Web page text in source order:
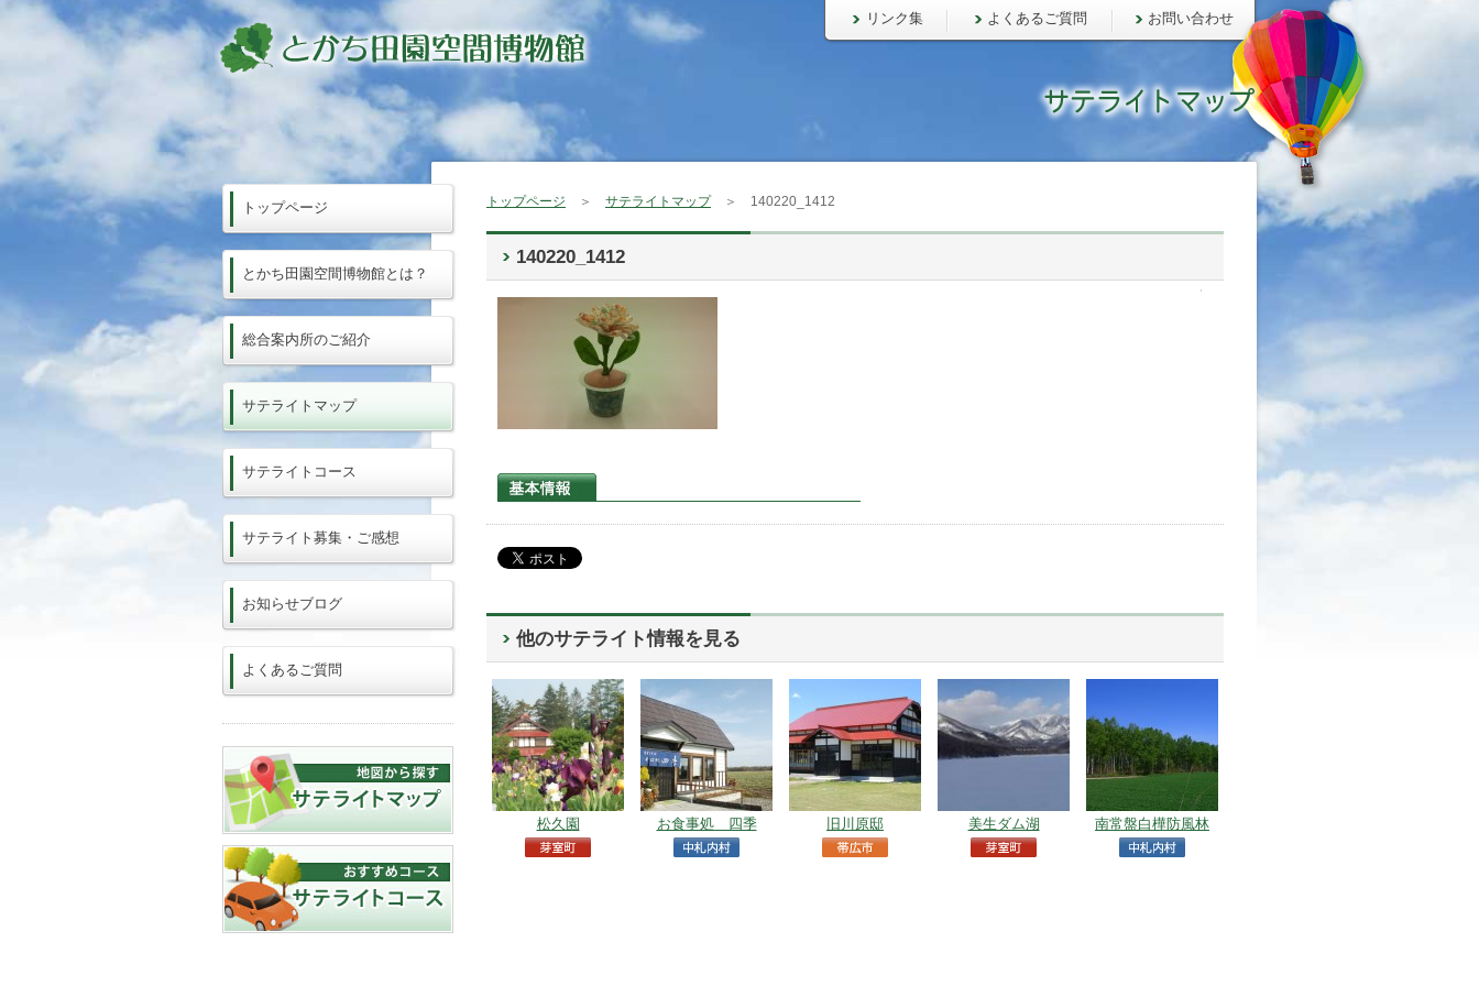
リンク集 よくあるご質問 お問い合わせ
トップページ ＞ サテライトマップ＞ 140220_1412
140220_1412
他のサテライト情報を見る
松久園 お食事処 四季 旧川原邸 美生ダム湖 南常盤白樺防風林
トップページ
とかち田園空間博物館とは？
総合案内所のご紹介
サテライトマップ
サテライトコース
サテライト募集・ご感想
お知らせブログ
よくあるご質問